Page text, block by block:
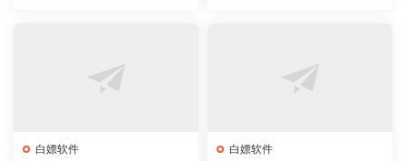
白嫖软件 白嫖软件